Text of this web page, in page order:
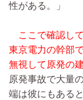
性がある。」
ここで確認し
東京電力の幹部で
無視して原発の
原発事故で大量
端は彼にもある